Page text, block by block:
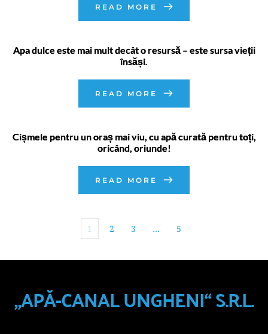
READ MORE
Apa dulce este mai mult decât o resursă – este sursa vieții
însăși.
READ MORE
Cișmele pentru un oraș mai viu, cu apă curată pentru toți,
oricând, oriunde!
READ MORE
1 2 3 … 5
„APĂ-CANAL UNGHENI“ S.R.L.